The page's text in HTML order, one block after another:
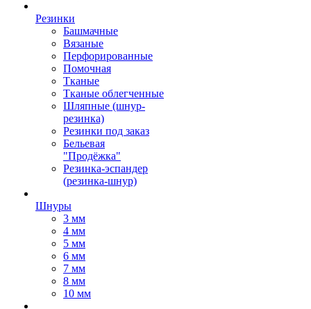
Резинки
Башмачные
Вязаные
Перфорированные
Помочная
Тканые
Тканые облегченные
Шляпные (шнур-
резинка)
Резинки под заказ
Бельевая
"Продёжка"
Резинка-эспандер
(резинка-шнур)
Шнуры
3 мм
4 мм
5 мм
6 мм
7 мм
8 мм
10 мм